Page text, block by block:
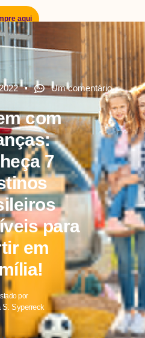
aqui
Um comentário
com
7
para
em
por
S. Syperreck